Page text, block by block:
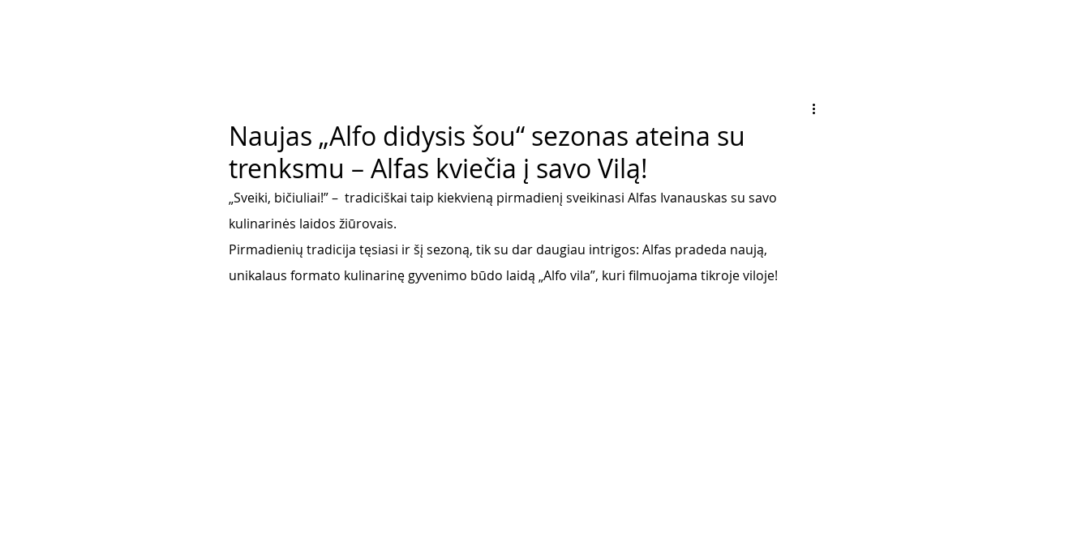
Naujas „Alfo didysis šou“ sezonas ateina su
trenksmu – Alfas kviečia į savo Vilą!
„Sveiki, bičiuliai!” –  tradiciškai taip kiekvieną pirmadienį sveikinasi Alfas Ivanauskas su savo
kulinarinės laidos žiūrovais.
Pirmadienių tradicija tęsiasi ir šį sezoną, tik su dar daugiau intrigos: Alfas pradeda naują,
unikalaus formato kulinarinę gyvenimo būdo laidą „Alfo vila”, kuri filmuojama tikroje viloje!